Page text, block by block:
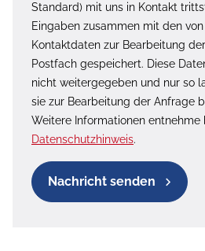
Standard) mit uns in Kontakt
Eingaben zusammen mit den
Kontaktdaten zur Bearbeitung
Postfach gespeichert. Diese
nicht weitergegeben und nur so
sie zur Bearbeitung der Anfrage
Weitere Informationen entnehme
Datenschutzhinweis.
Nachricht senden